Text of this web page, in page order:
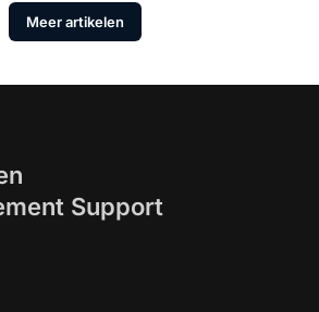
Meer artikelen
Support